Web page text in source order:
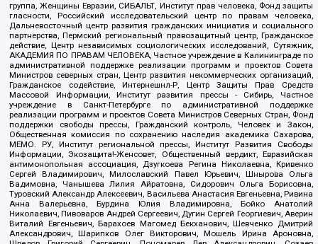
группа, Женщины Евразии, СИБАЛЬТ, Институт прав человека, Фонд защиты
гласности, Российский исследовательский центр по правам человека,
Дальневосточный центр развития гражданских инициатив и социального
партнерства, Пермский региональный правозащитный центр, Гражданское
действие, Центр независимых социологических исследований, Сутяжник,
АКАДЕМИЯ ПО ПРАВАМ ЧЕЛОВЕКА, Частное учреждение в Калининграде по
административной поддержке реализации программ и проектов Совета
Министров северных стран, Центр развития некоммерческих организаций,
Гражданское содействие, Интернешнл-Р, Центр Защиты Прав Средств
Массовой Информации, Институт развития прессы - Сибирь, Частное
учреждение в Санкт-Петербурге по административной поддержке
реализации программ и проектов Совета Министров Северных Стран, Фонд
поддержки свободы прессы, Гражданский контроль, Человек и Закон,
Общественная комиссия по сохранению наследия академика Сахарова,
МЕМО. РУ, Институт региональной прессы, Институт Развития Свободы
Информации, Экозащита!-Женсовет, Общественный вердикт, Евразийская
антимонопольная ассоциация, Дзугкоева Регина Николаевна, Кривенко
Сергей Владимирович, Милославский Павел Юрьевич, Шнырова Ольга
Вадимовна, Чанышева Лилия Айратовна, Сидорович Ольга Борисовна,
Туровский Александр Алексеевич, Васильева Анастасия Евгеньевна, Ривина
Анна Валерьевна, Бурдина Юлия Владимировна, Бойко Анатолий
Николаевич, Пивоваров Андрей Сергеевич, Дугин Сергей Георгиевич, Аверин
Виталий Евгеньевич, Барахоев Магомед Бекханович, Шевченко Дмитрий
Александрович, Шарипков Олег Викторович, Мошель Ирина Ароновна,